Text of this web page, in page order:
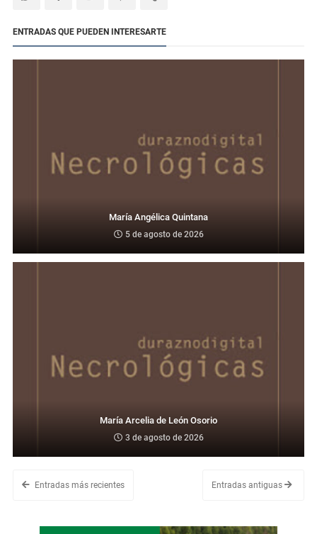
ENTRADAS QUE PUEDEN INTERESARTE
María Angélica Quintana
5 de agosto de 2026
María Arcelia de León Osorio
3 de agosto de 2026
Entradas más recientes Entradas antiguas